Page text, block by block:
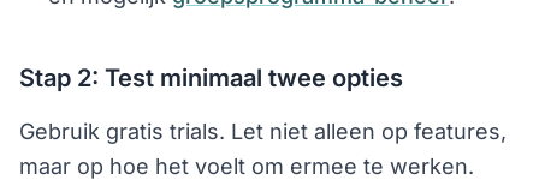
Stap 2: Test minimaal twee opties
Gebruik gratis trials. Let niet alleen op features,
maar op hoe het voelt om ermee te werken.